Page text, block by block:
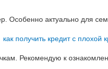
Особенно актуально для
как получить кредит с плохой
Рекомендую к